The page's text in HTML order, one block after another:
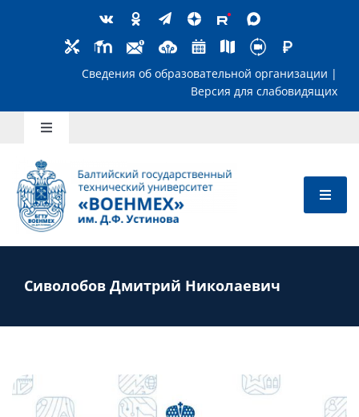
Сведения об образовательной
Toggle
Школьникам
Абитуриентам
Преподавателям
Слушателям
Сиволобов Дмитрий Николаевич